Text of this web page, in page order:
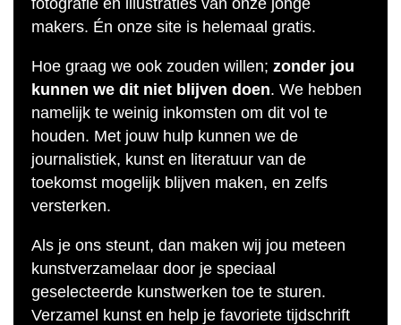
makers. Én onze site is helemaal gratis.
Hoe graag we ook zouden willen; zonder jou
kunnen we dit niet blijven doen. We hebben
namelijk te weinig inkomsten om dit vol te
houden. Met jouw hulp kunnen we de
journalistiek, kunst en literatuur van de
toekomst mogelijk blijven maken, en zelfs
versterken.
Als je ons steunt, dan maken wij jou meteen
kunstverzamelaar door je speciaal
geselecteerde kunstwerken toe te sturen.
Verzamel kunst en help je favoriete tijdschrift